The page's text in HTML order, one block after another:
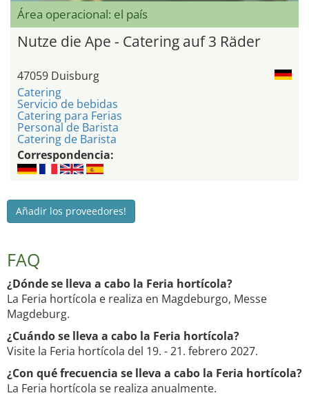
Área operacional: el país
Nutze die Ape - Catering auf 3 Räder
47059 Duisburg
Catering
Servicio de bebidas
Catering para Ferias
Personal de Barista
Catering de Barista
Correspondencia:
Añadir los proveedores!
FAQ
¿Dónde se lleva a cabo la Feria hortícola?
La Feria hortícola e realiza en Magdeburgo, Messe
Magdeburg.
¿Cuándo se lleva a cabo la Feria hortícola?
Visite la Feria hortícola del 19. - 21. febrero 2027.
¿Con qué frecuencia se lleva a cabo la Feria hortícola?
La Feria hortícola se realiza anualmente.